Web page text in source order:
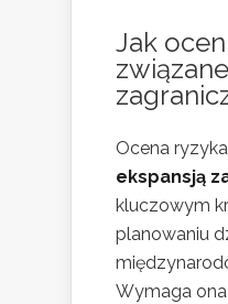
Jak
Ocena
ekspansją
kluczowym
planowaniu
Wymaga